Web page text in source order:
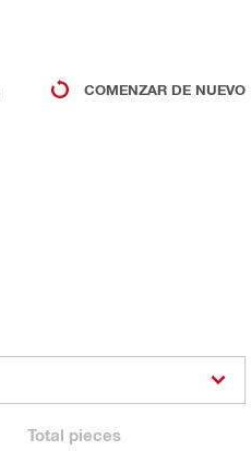
COMENZAR DE NUEVO
Total pieces